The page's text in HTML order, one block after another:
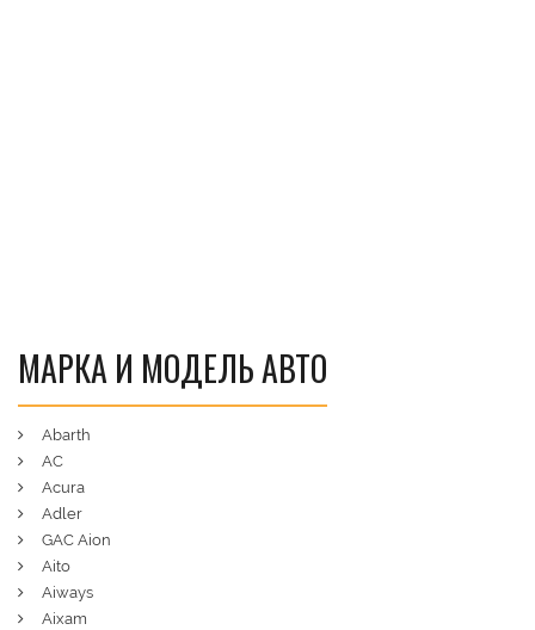
МАРКА И МОДЕЛЬ АВТО
Abarth
AC
Acura
Adler
GAC Aion
Aito
Aiways
Aixam